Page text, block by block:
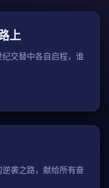
上
交替中各自启程，谁
袭之路，献给所有奋